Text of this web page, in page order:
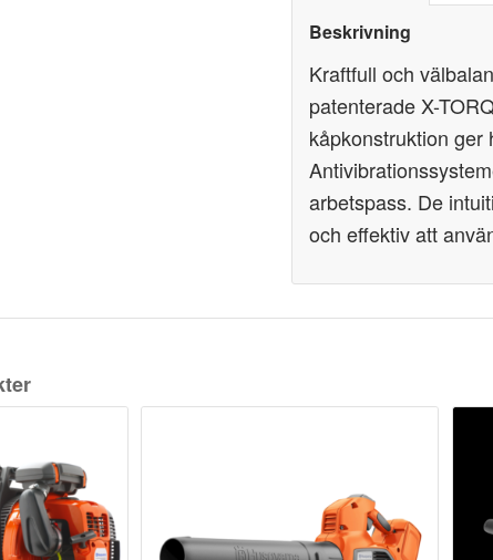
Beskrivning
Kraftfull och
patenterade X-
kåpkonstruktion ger
arbetspass. De
och effektiv att